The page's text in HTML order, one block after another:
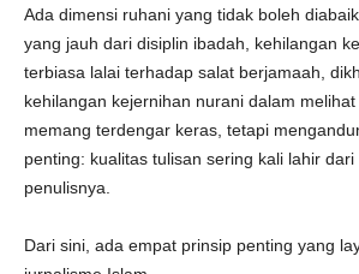
Ada dimensi ruhani yang tidak boleh
yang jauh dari disiplin ibadah, kehilangan
terbiasa lalai terhadap salat berjamaah,
kehilangan kejernihan nurani dalam
memang terdengar keras, tetapi
penting: kualitas tulisan sering kali lahir dari
penulisnya.
Dari sini, ada empat prinsip penting yang